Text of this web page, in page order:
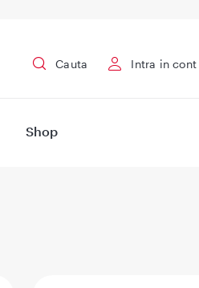
Cauta Intra in cont
Shop